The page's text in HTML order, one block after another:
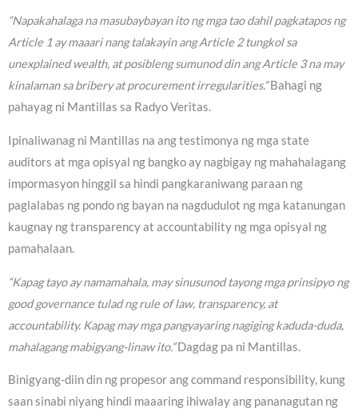
“Napakahalaga na masubaybayan ito ng mga tao dahil pagkatapos ng
Article 1 ay maaari nang talakayin ang Article 2 tungkol sa
unexplained wealth, at posibleng sumunod din ang Article 3 na may
kinalaman sa bribery at procurement irregularities.”Bahagi ng
pahayag ni Mantillas sa Radyo Veritas.
Ipinaliwanag ni Mantillas na ang testimonya ng mga state
auditors at mga opisyal ng bangko ay nagbigay ng mahahalagang
impormasyon hinggil sa hindi pangkaraniwang paraan ng
paglalabas ng pondo ng bayan na nagdudulot ng mga katanungan
kaugnay ng transparency at accountability ng mga opisyal ng
pamahalaan.
“Kapag tayo ay namamahala, may sinusunod tayong mga prinsipyo ng
good governance tulad ng rule of law, transparency, at
accountability. Kapag may mga pangyayaring nagiging kaduda-duda,
mahalagang mabigyang-linaw ito.”Dagdag pa ni Mantillas.
Binigyang-diin din ng propesor ang command responsibility, kung
saan sinabi niyang hindi maaaring ihiwalay ang pananagutan ng